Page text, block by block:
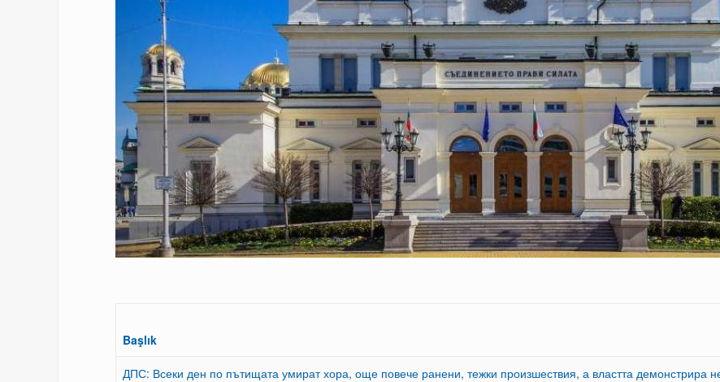
Başlık
ДПС: Всеки ден по пътищата умират хора, още повече ранени, тежки произшествия, а властта демонстрира